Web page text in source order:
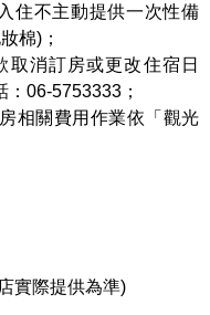
住不主動提供一次性備
棉)；
取消訂房或更改住宿日
06-5753333；
相關費用作業依「觀光
實際提供為準)